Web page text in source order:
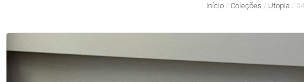
Início / Coleções / Utopia /